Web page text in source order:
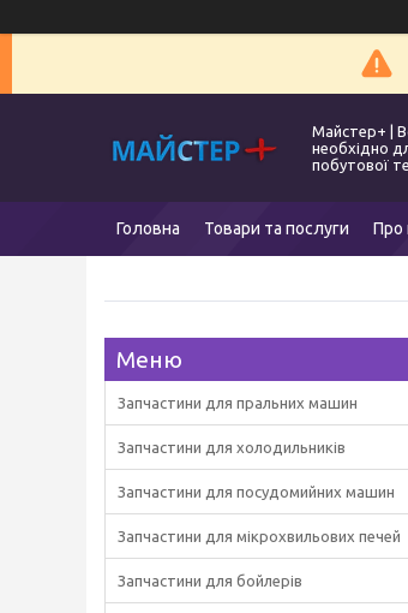
Майстер+ |
необхідно
побутової
Головна Товари та послуги Про
Запчастини для пральних машин
Запчастини для холодильників
Запчастини для посудомийних машин
Запчастини для мікрохвильових печей
Запчастини для бойлерів